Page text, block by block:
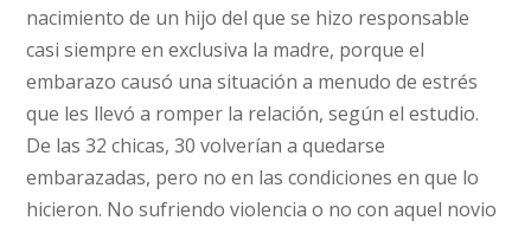
nacimiento de un hijo del que se hizo responsable
casi siempre en exclusiva la madre, porque el
embarazo causó una situación a menudo de estrés
que les llevó a romper la relación, según el estudio.
De las 32 chicas, 30 volverían a quedarse
embarazadas, pero no en las condiciones en que lo
hicieron. No sufriendo violencia o no con aquel novio